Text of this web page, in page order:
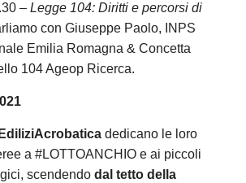
– Legge 104: Diritti e percorsi di
con Giuseppe Paolo, INPS
Emilia Romagna & Concetta
104 Ageop Ricerca.
dedicano le loro
a #LOTTOANCHIO e ai piccoli
scendendodal tetto della